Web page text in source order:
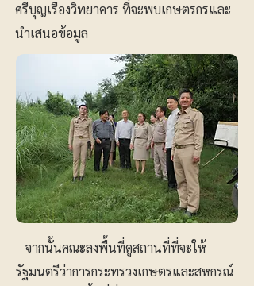
ศรีบุญเรืองวิทยาคาร ที่จะพบเกษตรกรและ
นำเสนอข้อมูล
จากนั้นคณะลงพื้นที่ดูสถานที่ที่จะให้
รัฐมนตรีว่าการกระทรวงเกษตรและสหกรณ์